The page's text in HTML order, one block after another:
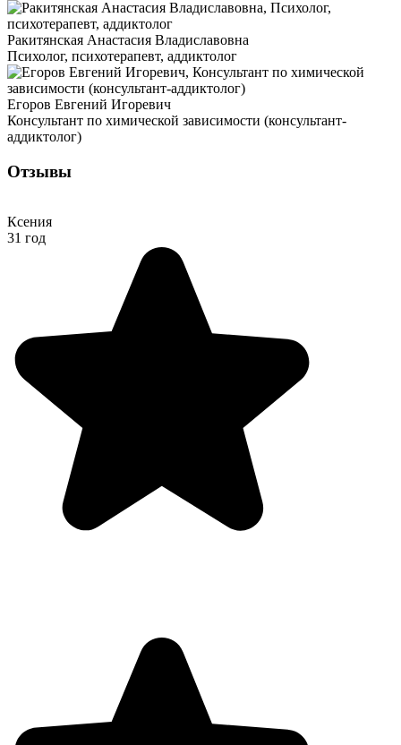
Ракитянская Анастасия Владиславовна
Психолог, психотерапевт, аддиктолог
Егоров Евгений Игоревич
Консультант по химической зависимости (консультант-
аддиктолог)
Отзывы
Ксения
31 год